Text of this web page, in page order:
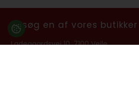
Besøg en af vores butikker
Ladegaardsvej 10, 7100 Vejle